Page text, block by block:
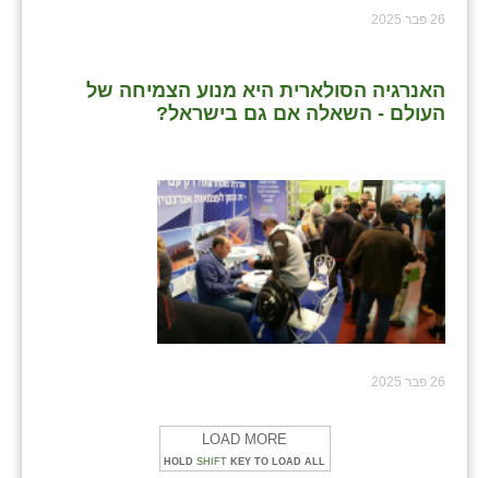
26 פבר 2025
האנרגיה הסולארית היא מנוע הצמיחה של
העולם - השאלה אם גם בישראל?
26 פבר 2025
LOAD MORE
HOLD SHIFT KEY TO LOAD ALL